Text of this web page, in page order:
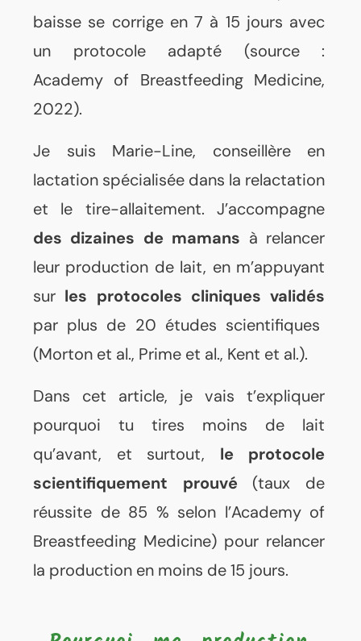
baisse se corrige en 7 à 15 jours avec
un protocole adapté (source :
Academy of Breastfeeding Medicine,
2022).
Je suis Marie-Line, conseillère en
lactation spécialisée dans la relactation
et le tire-allaitement. J’accompagne
des dizaines de mamans à relancer
leur production de lait, en m’appuyant
sur les protocoles cliniques validés
par plus de 20 études scientifiques
(Morton et al., Prime et al., Kent et al.).
Dans cet article, je vais t’expliquer
pourquoi tu tires moins de lait
qu’avant, et surtout, le protocole
scientifiquement prouvé (taux de
réussite de 85 % selon l’Academy of
Breastfeeding Medicine) pour relancer
la production en moins de 15 jours.